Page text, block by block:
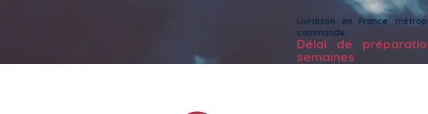
Livraison en France
commande
Délai de
semaines